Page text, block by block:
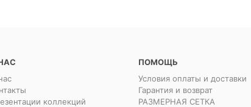
коллекций
ПОМОЩЬ
Условия оплаты и доставки
Гарантия и возврат
РАЗМЕРНАЯ СЕТКА